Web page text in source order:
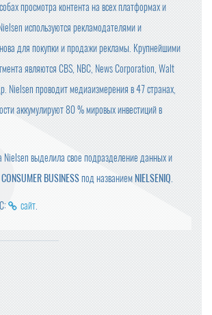
просмотра контента на всех платформах и
используются рекламодателями и
для покупки и продажи рекламы. Крупнейшими
являются CBS, NBC, News Corporation, Walt
Nielsen проводит медиаизмерения в 47 странах,
аккумулируют 80 % мировых инвестиций в
Nielsen выделила свое подразделение данных и
BUSINESSпод названием NIELSENIQ.
сайт.